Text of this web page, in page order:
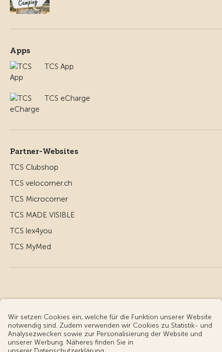
Apps
TCS App
TCS eCharge
Partner-Websites
TCS Clubshop
TCS velocorner.ch
TCS Microcorner
TCS MADE VISIBLE
TCS lex4you
TCS MyMed